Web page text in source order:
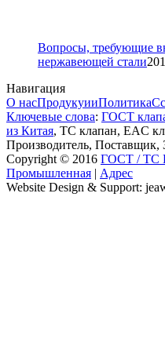
Вопросы, требующие
нержавеющей стали
Навигация
О насПродукуииПолитика
Ключевые слова: ГОСТ
из Китая, ТС клапан, EAC
Производитель, Поставщик,
Copyright © 2016 ГОСТ / ТС
Промышленная | Адрес
Website Design & Support: